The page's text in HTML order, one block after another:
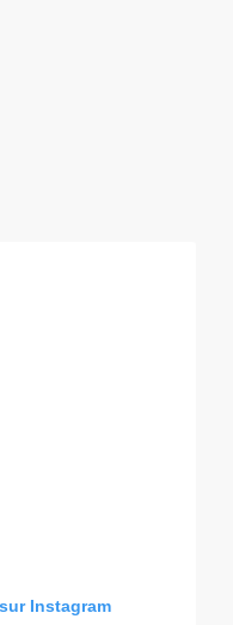
Instagram